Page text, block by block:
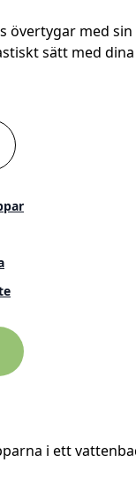
övertygar med
sätt med
i ett